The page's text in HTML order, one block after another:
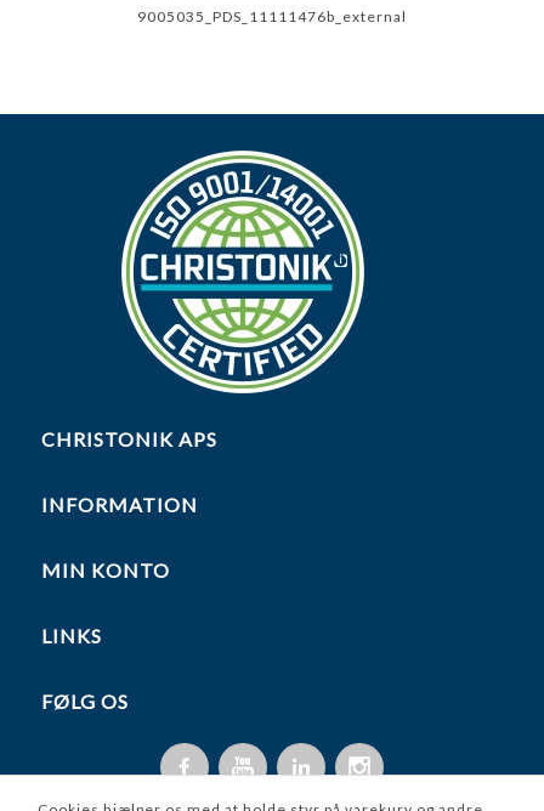
9005035_PDS_11111476b_external
CHRISTONIK APS
INFORMATION
MIN KONTO
LINKS
FØLG OS